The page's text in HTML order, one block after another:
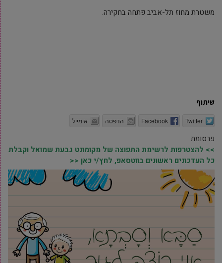
משטרת מחוז תל-אביב פתחה בחקירה.
שיתוף
Twitter
Facebook הדפסה אימייל
פרסומת
>> להצטרפות לרשימת התפוצה של מקומונט גבעת שמואל וקבלת
כל העדכונים ראשונים בווטסאפ, לחץ/י כאן <<